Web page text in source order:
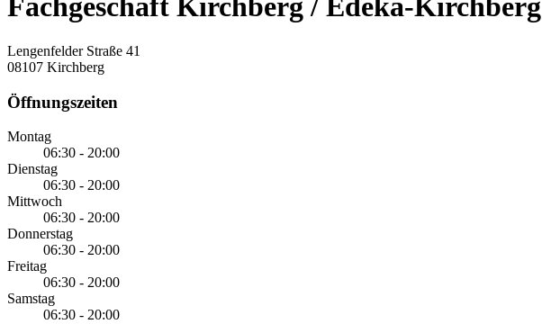
Fachgeschäft Kirchberg / Edeka-Kirchberg
Lengenfelder Straße 41
08107 Kirchberg
Öffnungszeiten
Montag
06:30 - 20:00
Dienstag
06:30 - 20:00
Mittwoch
06:30 - 20:00
Donnerstag
06:30 - 20:00
Freitag
06:30 - 20:00
Samstag
06:30 - 20:00